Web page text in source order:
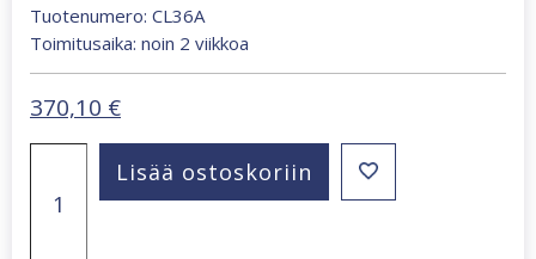
Tuotenumero: CL36A
Toimitusaika: noin 2 viikkoa
370,10 €
Lisää ostoskoriin